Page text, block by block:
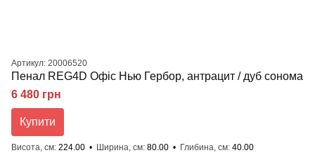
Артикул: 20006520
Пенал REG4D Офіс Нью Гербор, антрацит / дуб сонома
6 480 грн
Купити
Висота, см 224.00 Ширина, см 80.00 Глибина, см 40.00